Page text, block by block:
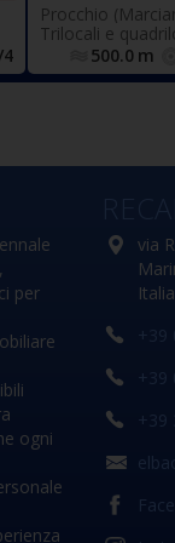
4
Procchio
Trilocali e
500.0 m
(n.2 singoli
affiancabili),
finestrato e
per
ogni
via
Italia
+39